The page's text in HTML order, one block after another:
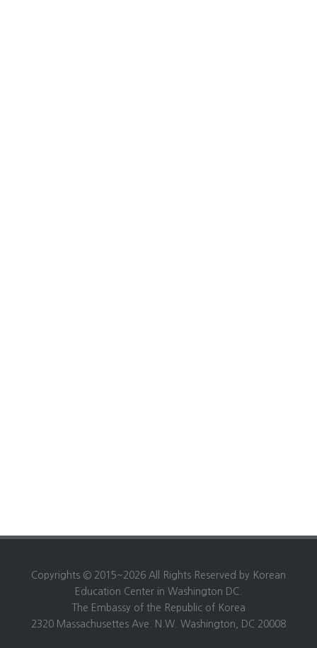
Copyrights © 2015~2026 All Rights Reserved by Korean
Education Center in Washington DC.
The Embassy of the Republic of Korea
2320 Massachusettes Ave. N.W. Washington, DC 20008